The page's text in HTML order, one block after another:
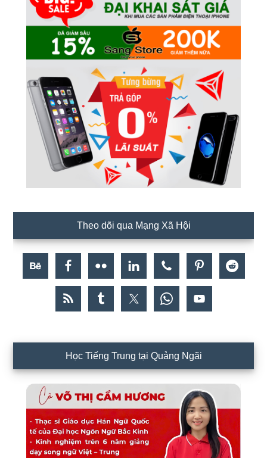
Theo dõi qua Mạng Xã Hội
Học Tiếng Trung tại Quảng Ngãi